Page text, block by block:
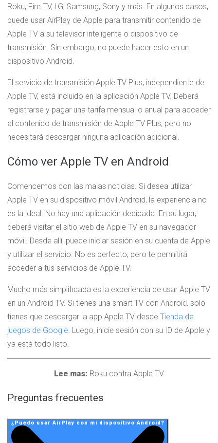
Roku, Fire TV, LG, Samsung, Sony y más. En algunos casos,
puede usar AirPlay de Apple para transmitir contenido de
Apple TV a su televisor inteligente o dispositivo de
transmisión. Sin embargo, no puede hacer esto en un
dispositivo Android.
El servicio de transmisión Apple TV Plus, independiente de
Apple TV, está incluido en la aplicación Apple TV. Deberá
registrarse y pagar una tarifa mensual o anual para acceder
al contenido de transmisión de Apple TV Plus, pero no
necesitará descargar ninguna aplicación adicional.
Cómo ver Apple TV en Android
Comencemos con las malas noticias. Si desea utilizar
Apple TV en su dispositivo móvil Android, la experiencia no
es la ideal. No hay una aplicación dedicada. En su lugar,
deberá visitar el sitio web de Apple TV en su navegador
móvil. Desde allí, puede iniciar sesión en su cuenta de Apple
y utilizar el servicio. No es perfecto, pero te permitirá
acceder a tus servicios de Apple TV.
Mucho más simplificada es la experiencia de usar Apple TV
en un Android TV. Si tienes una smart TV con Android, solo
tienes que descargar la app Apple TV desde Tienda de
juegos de Google. Luego, inicie sesión con su ID de Apple y
ya está todo listo.
Lee mas: Roku contra Apple TV
Preguntas frecuentes
¿Puedo usar AirPlay con mi dispositivo Android?